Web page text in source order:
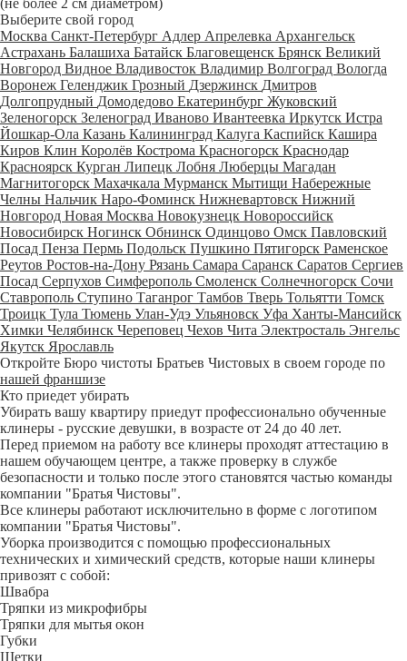
(не более 2 см диаметром)
Выберите свой город
Москва Санкт-Петербург Адлер Апрелевка Архангельск
Астрахань Балашиха Батайск Благовещенск Брянск Великий
Новгород Видное Владивосток Владимир Волгоград Вологда
Воронеж Геленджик Грозный Дзержинск Дмитров
Долгопрудный Домодедово Екатеринбург Жуковский
Зеленогорск Зеленоград Иваново Ивантеевка Иркутск Истра
Йошкар-Ола Казань Калининград Калуга Каспийск Кашира
Киров Клин Королёв Кострома Красногорск Краснодар
Красноярск Курган Липецк Лобня Люберцы Магадан
Магнитогорск Махачкала Мурманск Мытищи Набережные
Челны Нальчик Наро-Фоминск Нижневартовск Нижний
Новгород Новая Москва Новокузнецк Новороссийск
Новосибирск Ногинск Обнинск Одинцово Омск Павловский
Посад Пенза Пермь Подольск Пушкино Пятигорск Раменское
Реутов Ростов-на-Дону Рязань Самара Саранск Саратов Сергиев
Посад Серпухов Симферополь Смоленск Солнечногорск Сочи
Ставрополь Ступино Таганрог Тамбов Тверь Тольятти Томск
Троицк Тула Тюмень Улан-Удэ Ульяновск Уфа Ханты-Мансийск
Химки Челябинск Череповец Чехов Чита Электросталь Энгельс
Якутск Ярославль
Откройте Бюро чистоты Братьев Чистовых в своем городе по
нашей франшизе
Кто приедет убирать
Убирать вашу квартиру приедут профессионально обученные
клинеры - русские девушки, в возрасте от 24 до 40 лет.
Перед приемом на работу все клинеры проходят аттестацию в
нашем обучающем центре, а также проверку в службе
безопасности и только после этого становятся частью команды
компании "Братья Чистовы".
Все клинеры работают исключительно в форме с логотипом
компании "Братья Чистовы".
Уборка производится с помощью профессиональных
технических и химический средств, которые наши клинеры
привозят с собой:
Швабра
Тряпки из микрофибры
Тряпки для мытья окон
Губки
Щетки